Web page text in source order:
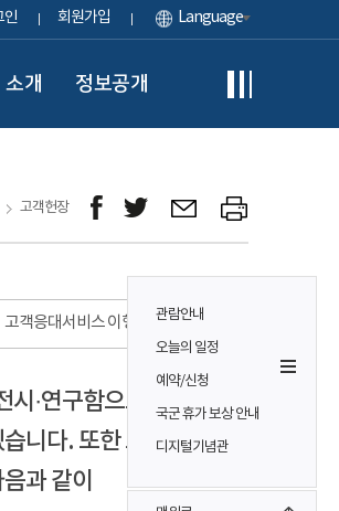
인 회원가입 Language
소개 정보공개
관람안내
오늘의 일정
예약/신청
국군 휴가 보상 안내
디지털기념관
고객헌장
고객응대서비스 이행 표준
시·연구함으로써
니다. 또한 모든
과 같이